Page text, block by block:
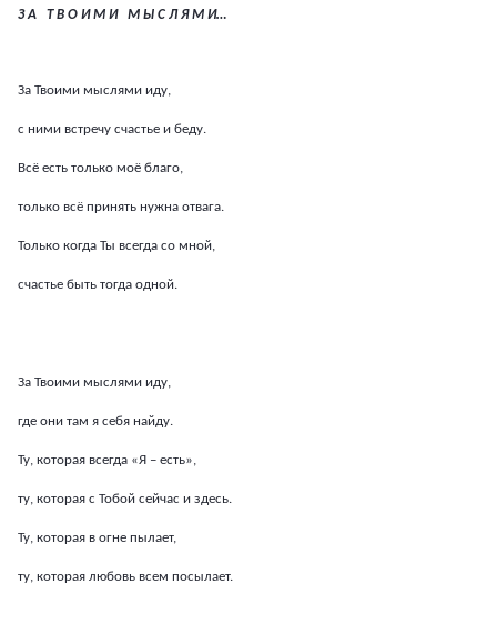
З А Т В О И М И М Ы С Л Я М И…
За Твоими мыслями иду,
с ними встречу счастье и беду.
Всё есть только моё благо,
только всё принять нужна отвага.
Только когда Ты всегда со мной,
счастье быть тогда одной.
За Твоими мыслями иду,
где они там я себя найду.
Ту, которая всегда «Я – есть»,
ту, которая с Тобой сейчас и здесь.
Ту, которая в огне пылает,
ту, которая любовь всем посылает.